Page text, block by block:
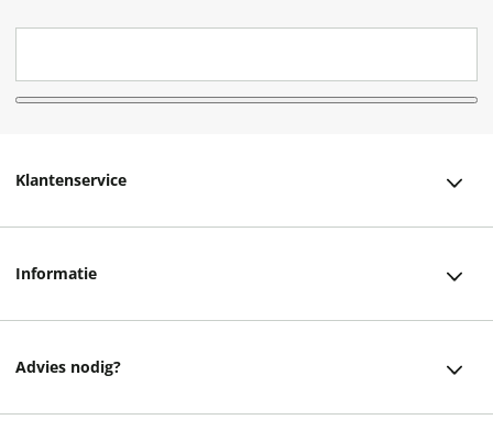
Klantenservice
Informatie
Advies nodig?